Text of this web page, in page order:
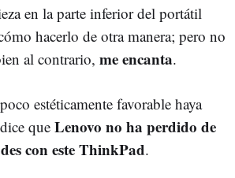
en la parte inferior del portátil
hacerlo de otra manera; pero no
al contrario, me encanta.
estéticamente favorable haya
que Lenovo no ha perdido de
con este ThinkPad.